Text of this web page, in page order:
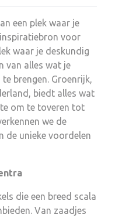
een plek waar je
voor
waar je deskundig
van alles wat je
brengen. Groenrijk,
biedt alles wat
om te toveren tot
we de
de unieke voordelen
die een breed scala
Van zaadjes